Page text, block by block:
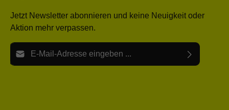
Jetzt Newsletter abonnieren und keine Neuigkeit oder
Aktion mehr verpassen.
E-Mail-Adresse*